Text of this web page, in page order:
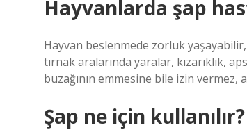
Hayvanlarda şap
Hayvan beslenmede zorluk
tırnak aralarında yaralar, kızarıklık,
buzağının emmesine bile izin vermez,
Şap ne için kullanılır?